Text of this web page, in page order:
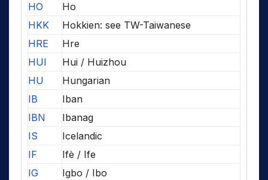
HO
Ho
HKK
Hokkien: see TW-Taiwanese
HRE
Hre
HUI
Hui / Huizhou
HU
Hungarian
IB
Iban
IBN
Ibanag
IS
Icelandic
IF
Ifè / Ife
IG
Igbo / Ibo